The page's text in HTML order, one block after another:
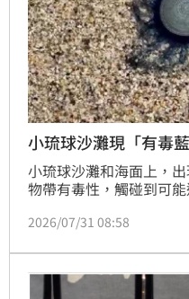
小琉球沙灘現「有毒
小琉球沙灘和海面上，
物帶有毒性，觸碰到可
面，提醒注意！
2026/07/31 08:58